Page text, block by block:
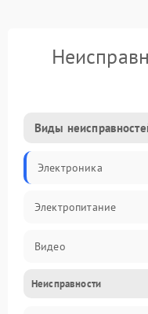
Виды
Электроника
Электропитание
Видео
ПО
Неисправности